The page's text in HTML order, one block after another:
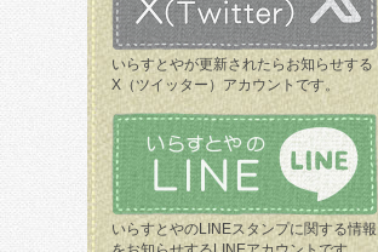
いらすとやが更新されたらお知らせする
X（ツイッター）アカウントです。
いらすとやのLINEスタンプに関する情報